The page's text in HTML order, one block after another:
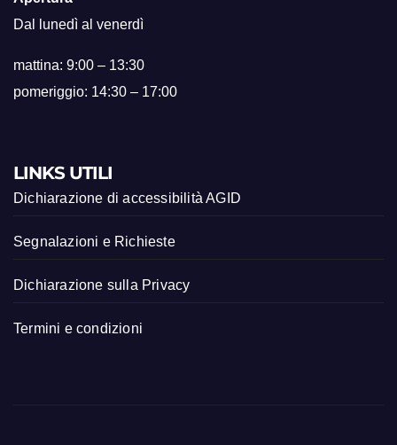
Dal lunedì al venerdì
mattina: 9:00 – 13:30
pomeriggio: 14:30 – 17:00
LINKS UTILI
Dichiarazione di accessibilità AGID
Segnalazioni e Richieste
Dichiarazione sulla Privacy
Termini e condizioni